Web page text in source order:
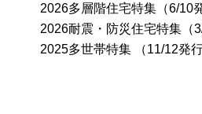
2026多層階住宅特集（6/10
2026耐震・防災住宅特集（
2025多世帯特集 （11/12発行